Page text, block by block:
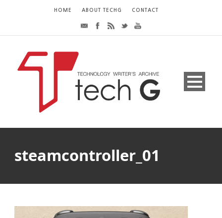
HOME ABOUT TECHG CONTACT
steamcontroller_01